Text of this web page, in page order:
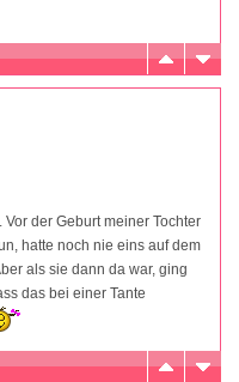
der Geburt meiner Tochter
hatte noch nie eins auf dem
als sie dann da war, ging
das bei einer Tante